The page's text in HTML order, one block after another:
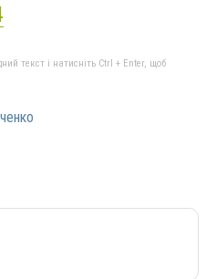
текст і натисніть Ctrl + Enter, щоб